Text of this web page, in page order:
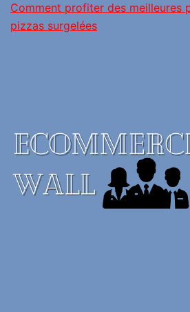
Comment profiter des meilleures
pizzas surgelées